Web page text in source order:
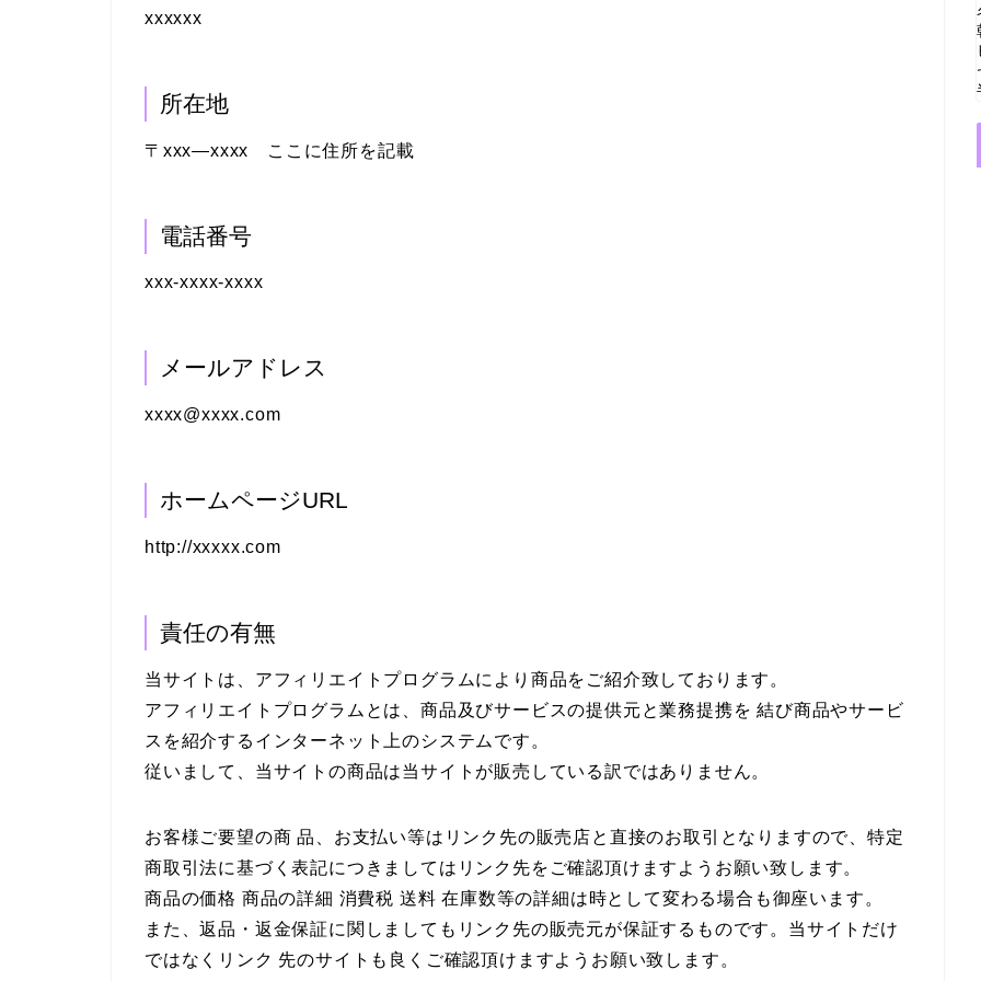
xxxxxx
所在地
〒xxx―xxxx ここに住所を記載
電話番号
xxx-xxxx-xxxx
メールアドレス
xxxx@xxxx.com
ホームページURL
http://xxxxx.com
責任の有無
当サイトは、アフィリエイトプログラムにより商品をご紹介致しております。
アフィリエイトプログラムとは、商品及びサービスの提供元と業務提携を 結び商品やサービ
スを紹介するインターネット上のシステムです。
従いまして、当サイトの商品は当サイトが販売している訳ではありません。
お客様ご要望の商 品、お支払い等はリンク先の販売店と直接のお取引となりますので、特定
商取引法に基づく表記につきましてはリンク先をご確認頂けますようお願い致します。
商品の価格 商品の詳細 消費税 送料 在庫数等の詳細は時として変わる場合も御座います。
また、返品・返金保証に関しましてもリンク先の販売元が保証するものです。当サイトだけ
ではなくリンク 先のサイトも良くご確認頂けますようお願い致します。